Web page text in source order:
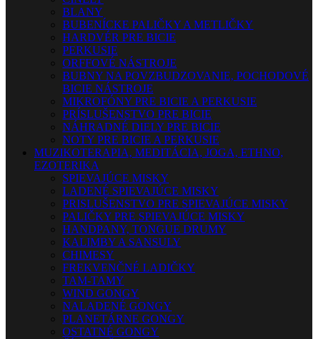
BLANY
BUBENÍCKE PALIČKY A METLIČKY
HARDVÉR PRE BICIE
PERKUSIE
ORFFOVÉ NÁSTROJE
BUBNY NA POVZBUDZOVANIE, POCHODOVÉ
BICIE NÁSTROJE
MIKROFÓNY PRE BICIE A PERKUSIE
PRÍSLUŠENSTVO PRE BICIE
NÁHRADNÉ DIELY PRE BICIE
NOTY PRE BICIE A PERKUSIE
MUZIKOTERAPIA, MEDITÁCIA, JOGA, ETHNO,
EZOTERIKA
SPIEVAJÚCE MISKY
LADENÉ SPIEVAJÚCE MISKY
PRISLUŠENSTVO PRE SPIEVAJÚCE MISKY
PALIČKY PRE SPIEVAJÚCE MISKY
HANDPANY, TONGUE DRUMY
KALIMBY A SANSULY
CHIMESY
FREKVENČNÉ LADIČKY
TAM-TAMY
WIND GONGY
NALADENÉ GONGY
PLANETÁRNE GONGY
OSTATNÉ GONGY